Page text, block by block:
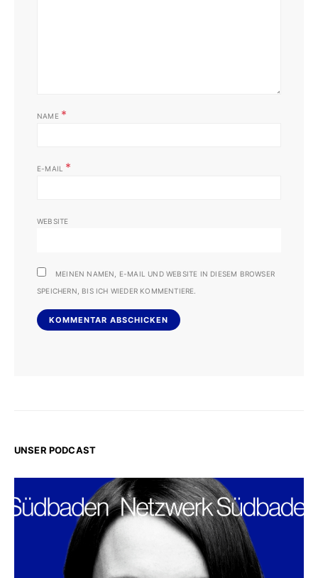
NAME *
E-MAIL *
WEBSITE
MEINEN NAMEN, E-MAIL UND WEBSITE IN DIESEM BROWSER
SPEICHERN, BIS ICH WIEDER KOMMENTIERE.
UNSER PODCAST